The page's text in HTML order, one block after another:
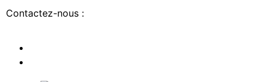
Contactez-nous :